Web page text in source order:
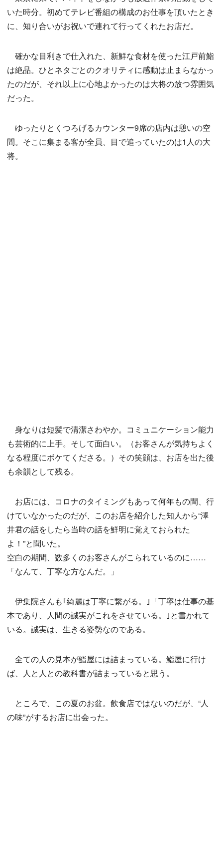
いた時分。初めてテレビ番組の構成のお仕事を頂いたとき
に、知り合いがお祝いで連れて行ってくれたお店だ。
確かな目利きで仕入れた、新鮮な食材を使った江戸前鮨
は絶品。ひとネタごとのクオリティに感動は止まらなかっ
たのだが、それ以上に心地よかったのは大将の放つ雰囲気
だった。
ゆったりとくつろげるカウンター9席の店内は憩いの空
間。そこに集まる客が全員、目で追っていたのは1人の大
将。
身なりは短髪で清潔さわやか。コミュニケーション能力
も芸術的に上手。そして面白い。（お客さんが気持ちよく
なる程度にボケてくださる。）その笑顔は、お店を出た後
も余韻として残る。
お店には、コロナのタイミングもあって何年もの間、行
けていなかったのだが、このお店を紹介した知人から“澤
井君の話をしたら当時の話を鮮明に覚えておられた
よ！”と聞いた。
空白の期間、数多くのお客さんがこられているのに……
「なんて、丁寧な方なんだ。」
伊集院さんも｢綺麗は丁寧に繋がる。｣「丁寧は仕事の基
本であり、人間の誠実がこれをさせている。｣と書かれて
いる。誠実は、生きる姿勢なのである。
全ての人の見本が鮨屋には詰まっている。鮨屋に行け
ば、人と人との教科書が詰まっていると思う。
ところで、この夏のお盆。飲食店ではないのだが、“人
の味”がするお店に出会った。